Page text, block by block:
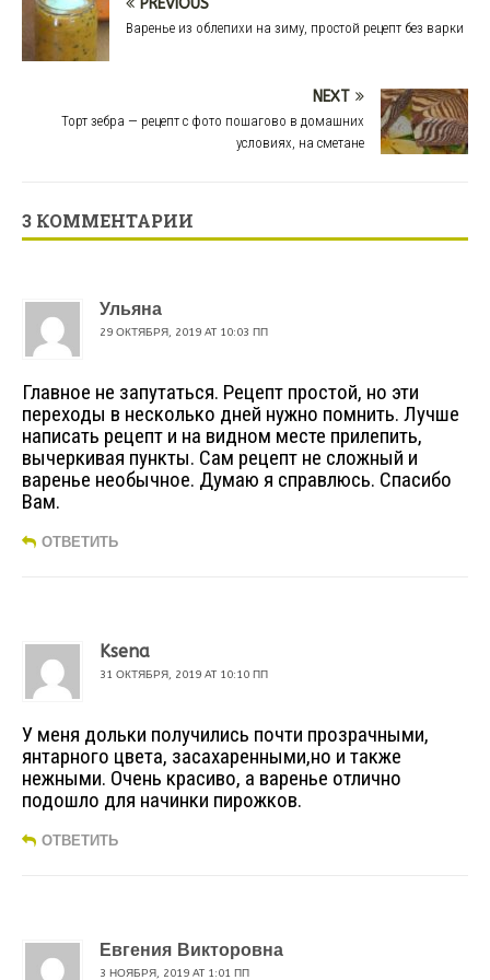
PREVIOUS
Варенье из облепихи на зиму, простой рецепт без варки
NEXT
Торт зебра — рецепт с фото пошагово в домашних
условиях, на сметане
3 КОММЕНТАРИИ
Ульяна
29 ОКТЯБРЯ, 2019 AT 10:03 ПП
Главное не запутаться. Рецепт простой, но эти
переходы в несколько дней нужно помнить. Лучше
написать рецепт и на видном месте прилепить,
вычеркивая пункты. Сам рецепт не сложный и
варенье необычное. Думаю я справлюсь. Спасибо
Вам.
ОТВЕТИТЬ
Ksena
31 ОКТЯБРЯ, 2019 AT 10:10 ПП
У меня дольки получились почти прозрачными,
янтарного цвета, засахаренными,но и также
нежными. Очень красиво, а варенье отлично
подошло для начинки пирожков.
ОТВЕТИТЬ
Евгения Викторовна
3 НОЯБРЯ, 2019 AT 1:01 ПП